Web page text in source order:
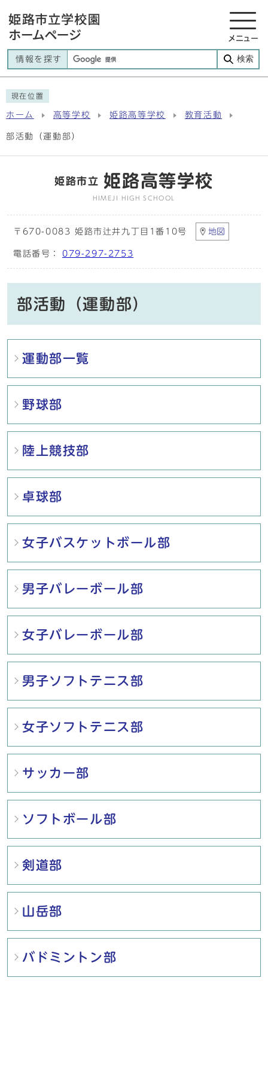
メニュー
情報を探す 検索
現在位置
ホーム 高等学校 姫路高等学校 教育活動
部活動（運動部）
姫路市立 姫路高等学校
HIMEJI HIGH SCHOOL
〒670-0083 姫路市辻井九丁目1番10号 地図
電話番号： 079-297-2753
部活動（運動部）
メインメニュー
運動部一覧
野球部
陸上競技部
卓球部
女子バスケットボール部
男子バレーボール部
女子バレーボール部
男子ソフトテニス部
女子ソフトテニス部
サッカー部
ソフトボール部
剣道部
山岳部
バドミントン部